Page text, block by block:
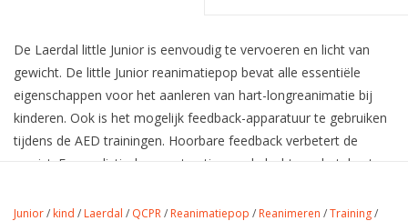
De Laerdal little Junior is eenvoudig te vervoeren en licht van
gewicht. De little Junior reanimatiepop bevat alle essentiële
eigenschappen voor het aanleren van hart-longreanimatie bij
kinderen. Ook is het mogelijk feedback-apparatuur te gebruiken
tijdens de AED trainingen. Hoorbare feedback verbetert de
cursist. Een realistische constructie van de luchtweg betekent
chin lift of jaw thrust niet correct worden uitgevoerd. Dit zorgt
Junior/ kind / Laerdal / QCPR/ Reanimatiepop / Reanimeren /Training/